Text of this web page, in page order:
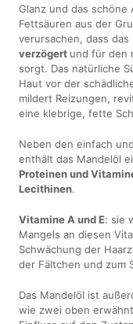
Glanz und das
Fettsäuren aus der
verursachen, dass
verzögert und für den
sorgt. Das natürliche
Haut vor der
mildert Reizungen,
eine klebrige, fette
Neben den einfach
enthält das Mandelöl
Proteinen und
Lecithinen.
Vitamine A und E: sie
Mangels an diesen
Schwächung der
der Fältchen und zum
Das Mandelöl ist
wie zwei oben